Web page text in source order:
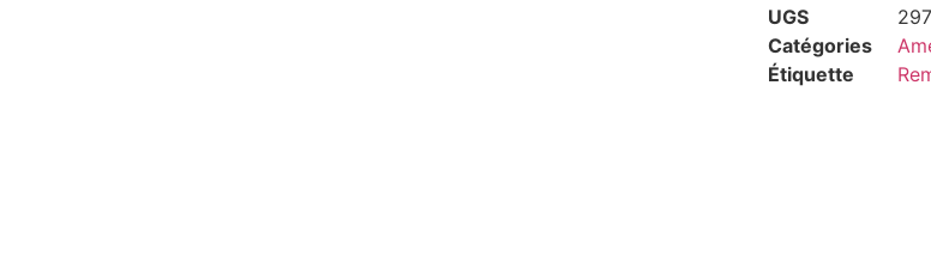
UGS
Catégories
Étiquette